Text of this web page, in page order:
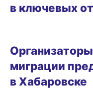
в ключевых
миграции
в Хабаровске